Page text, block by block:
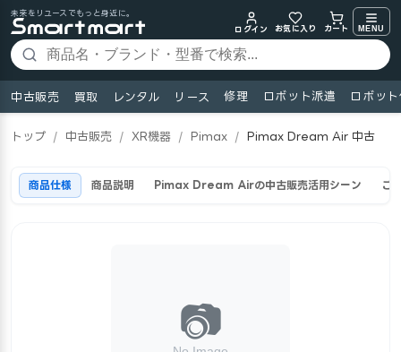
未来をリユースでもっと身近に。
ログイン
お気に入り カート MENU
中古販売 買取 レンタル リース 修理 ロボット派遣 ロボッ
トップ / 中古販売 / XR機器 / Pimax / Pimax Dream Air 中古
商品仕様 商品説明 Pimax Dream Airの中古販売活用シーン ご